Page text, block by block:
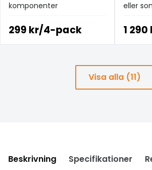
komponenter
299 kr/4-pack
eller
1 290
Visa alla (11)
Beskrivning Specifikationer